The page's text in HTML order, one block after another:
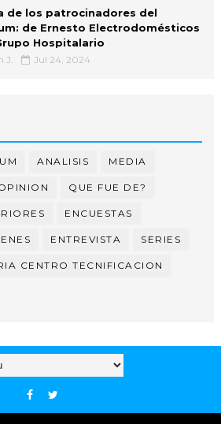
de los patrocinadores del
de Ernesto Electrodomésticos
Hospitalario
J. Jul 24, 2024
ANALISIS MEDIA
QUE FUE DE?
ENCUESTAS
ENTREVISTA SERIES
CENTRO TECNIFICACION